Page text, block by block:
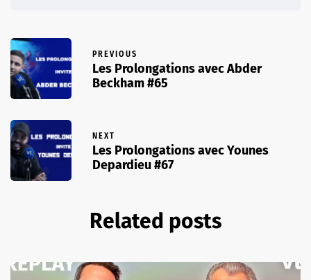
PREVIOUS
Les Prolongations avec Abder
Beckham #65
NEXT
Les Prolongations avec Younes
Depardieu #67
Related posts